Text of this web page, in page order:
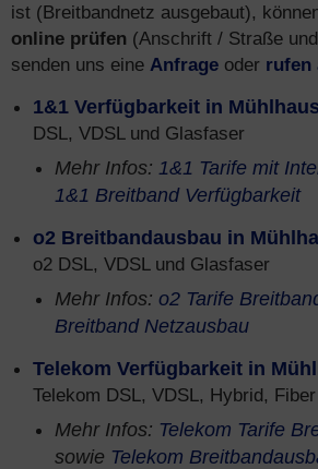
ist (Breitbandnetz ausgebaut),
online prüfen (Anschrift / Straße
senden uns eine Anfrage oder rufen
1&1 Verfügbarkeit in
DSL, VDSL und Glasfaser
Mehr Infos: 1&1 Tarife mit
1&1 Breitband Verfügbarkeit
o2 Breitbandausbau in
o2 DSL, VDSL und Glasfaser
Mehr Infos: o2 Tarife
Breitband Netzausbau
Telekom Verfügbarkeit in
Telekom DSL, VDSL, Hybrid, Fiber
Mehr Infos: Telekom Tarife
sowie Telekom